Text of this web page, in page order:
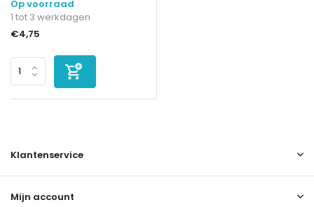
Op voorraad
1 tot 3 werkdagen
€4,75
Klantenservice
Mijn account